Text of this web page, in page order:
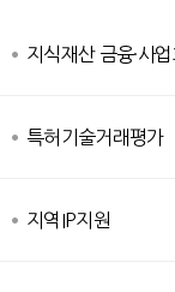
지식재산 금융·사
특허기술거래평가
지역IP지원